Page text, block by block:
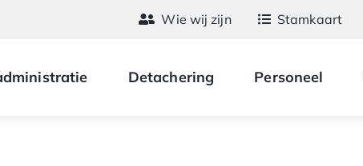
Wie wij zijn Stamkaart
Detachering Personeel